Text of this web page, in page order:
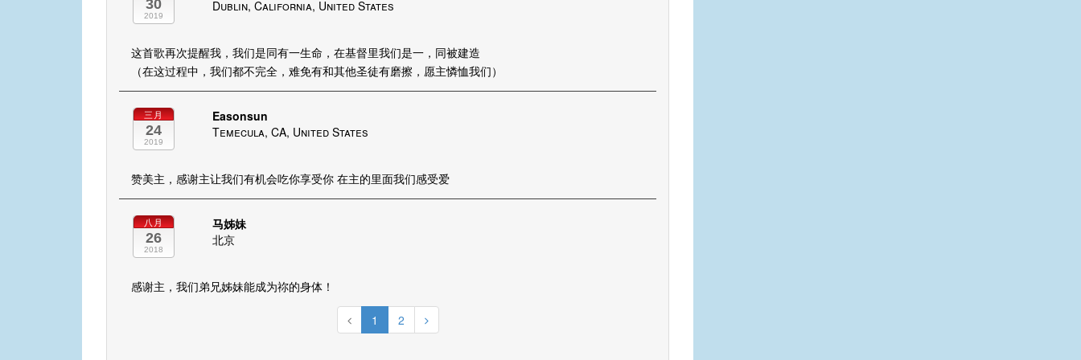
30
2019
Dublin, California, United States
这首歌再次提醒我，我们是同有一生命，在基督里我们是一，同被建造
（在这过程中，我们都不完全，难免有和其他圣徒有磨擦，愿主憐恤我们）
三月
24
2019
Easonsun
Temecula, CA, United States
赞美主，感谢主让我们有机会吃你享受你 在主的里面我们感受爱
八月
26
2018
马姊妹
北京
感谢主，我们弟兄姊妹能成为祢的身体！
1 2